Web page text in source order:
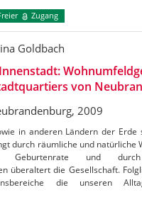
Zugang
Goldbach
von
2009
in anderen Ländern der Erde
durch räumliche und natürliche
Geburtenrate und
überaltert die Gesellschaft.
die unseren